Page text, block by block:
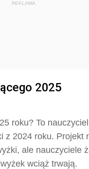
REKLAMA
2025
roku? To
z 2024 roku. Projekt
ale nauczyciele
wciąż trwają.